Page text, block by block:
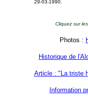
29-03-1990.
Cliquez sur
Photos :
Historique de
Article : "La triste
Information